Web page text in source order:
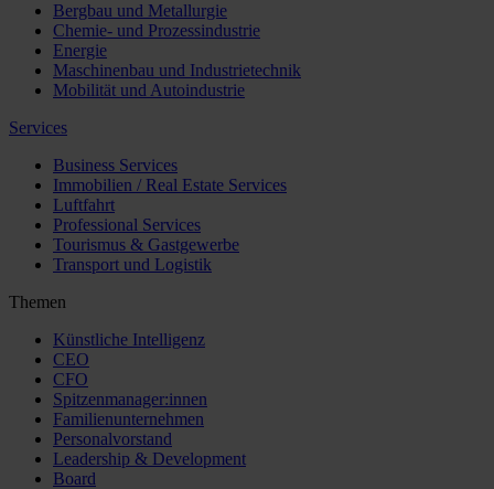
Bergbau und Metallurgie
Chemie- und Prozessindustrie
Energie
Maschinenbau und Industrietechnik
Mobilität und Autoindustrie
Services
Business Services
Immobilien / Real Estate Services
Luftfahrt
Professional Services
Tourismus & Gastgewerbe
Transport und Logistik
Themen
Künstliche Intelligenz
CEO
CFO
Spitzenmanager:innen
Familienunternehmen
Personalvorstand
Leadership & Development
Board